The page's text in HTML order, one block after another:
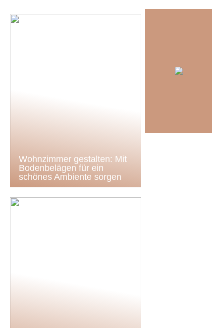
Wohnzimmer gestalten: Mit
Bodenbelägen für ein
schönes Ambiente sorgen